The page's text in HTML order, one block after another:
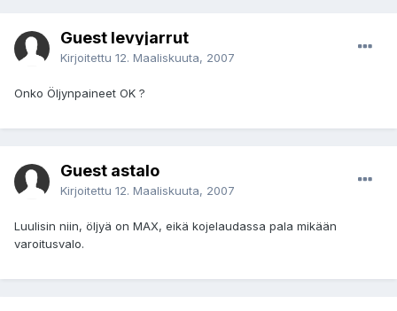
Guest levyjarrut
Kirjoitettu 12. Maaliskuuta, 2007
Onko Öljynpaineet OK ?
Guest astalo
Kirjoitettu 12. Maaliskuuta, 2007
Luulisin niin, öljyä on MAX, eikä kojelaudassa pala mikään
varoitusvalo.